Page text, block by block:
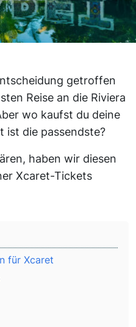
getroffen
Reise an die Riviera
wo kaufst du deine
ist die passendste?
haben wir diesen
Xcaret-Tickets
für Xcaret